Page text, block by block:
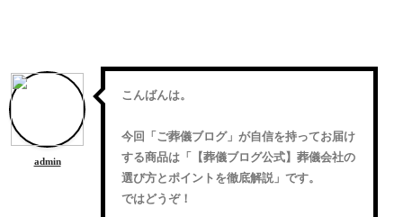
admin
こんばんは。
今回「 ご葬儀ブログ」が自信を持ってお届け
する商品は「
【葬儀ブログ公式】葬儀会社の
選び方とポイントを徹底解説 」です。
ではどうぞ！